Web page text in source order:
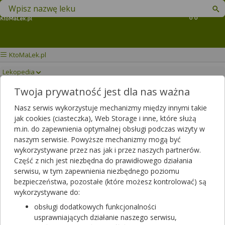
Koszyk
Znajdź lek w swojej okolicy
KtoMaLek.pl
Lekopedia
NA HEMOROIDY Drukuj/Zapisz
Na Hemoroidy
Twoja prywatność jest dla nas ważna
Nasz serwis wykorzystuje mechanizmy między innymi takie
jak cookies (ciasteczka), Web Storage i inne, które służą
m.in. do zapewnienia optymalnej obsługi podczas wizyty w
naszym serwisie. Powyższe mechanizmy mogą być
wykorzystywane przez nas jak i przez naszych partnerów.
Część z nich jest niezbędna do prawidłowego działania
serwisu, w tym zapewnienia niezbędnego poziomu
bezpieczeństwa, pozostałe (które możesz kontrolować) są
wykorzystywane do:
obsługi dodatkowych funkcjonalności
usprawniających działanie naszego serwisu,